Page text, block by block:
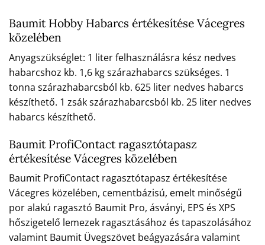
Baumit Hobby Habarcs értékesítése Vácegres
közelében
Anyagszükséglet: 1 liter felhasználásra kész nedves
habarcshoz kb. 1,6 kg szárazhabarcs szükséges. 1
tonna szárazhabarcsból kb. 625 liter nedves habarcs
készíthető. 1 zsák szárazhabarcsból kb. 25 liter nedves
habarcs készíthető.
Baumit ProfiContact ragasztótapasz
értékesítése Vácegres közelében
Baumit ProfiContact ragasztótapasz értékesítése
Vácegres közelében, cementbázisú, emelt minőségű
por alakú ragasztó Baumit Pro, ásványi, EPS és XPS
hőszigetelő lemezek ragasztásához és tapaszolásához
valamint Baumit Üvegszövet beágyazására valamint